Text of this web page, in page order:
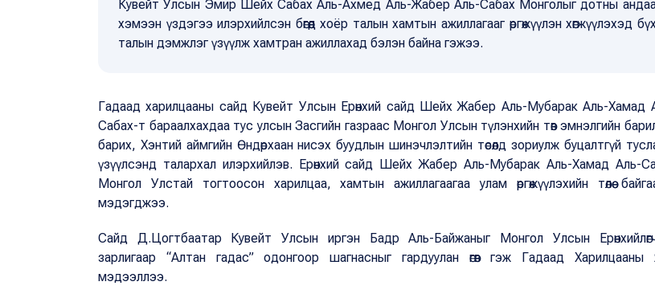
Кувейт Улсын Эмир Шейх Сабах Аль-Ахмед Аль-Жабер Аль-Сабах Монголыг дотны
хэмээн үздэгээ илэрхийлсэн бөгөөд хоёр талын хамтын ажиллагааг өргөжүүлэн хөгжүүлэхэд бүх
талын дэмжлэг үзүүлж хамтран ажиллахад бэлэн байна гэжээ.
Гадаад харилцааны сайд Кувейт Улсын Ерөнхий сайд Шейх Жабер Аль-Мубарак Аль-Хамад
Сабах-т бараалхахдаа тус улсын Засгийн газраас Монгол Улсын түлэнхийн төв эмнэлгийн
барих, Хэнтий аймгийн Өндөрхаан нисэх буудлын шинэчлэлтийн төсөлд зориулж буцалтгүй
үзүүлсэнд талархал илэрхийлэв. Ерөнхий сайд Шейх Жабер Аль-Мубарак Аль-Хамад Аль-
Монгол Улстай тогтоосон харилцаа, хамтын ажиллагаагаа улам өргөжүүлэхийн төлөө
мэдэгджээ.
Сайд Д.Цогтбаатар Кувейт Улсын иргэн Бадр Аль-Байжаныг Монгол Улсын
зарлигаар “Алтан гадас” одонгоор шагнасныг гардуулан өгөв гэж Гадаад Харилцааны
мэдээллээ.